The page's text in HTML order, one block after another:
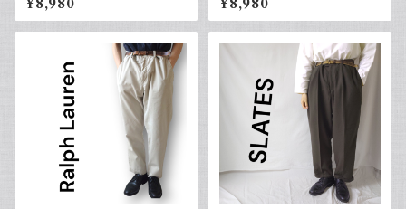
ックス
¥8,980 ¥8,980